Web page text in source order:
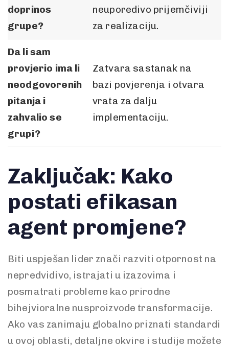
doprinos
grupe?
neuporedivo prijemčiviji
za realizaciju.
Da li sam
provjerio ima li
neodgovorenih
pitanja i
zahvalio se
grupi?
Zatvara sastanak na
bazi povjerenja i otvara
vrata za dalju
implementaciju.
Zaključak: Kako
postati efikasan
agent promjene?
Biti uspješan lider znači razviti otpornost na
nepredvidivo, istrajati u izazovima i
posmatrati probleme kao prirodne
bihejvioralne nusproizvode transformacije.
Ako vas zanimaju globalno priznati standardi
u ovoj oblasti, detaljne okvire i studije možete